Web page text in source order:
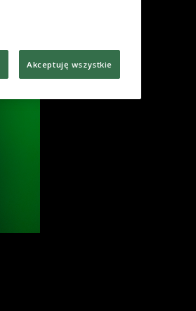
Akceptuję wszystkie